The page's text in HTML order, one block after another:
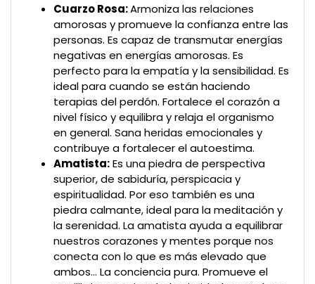
Cuarzo Rosa:Armoniza las relaciones
amorosas y promueve la confianza entre las
personas. Es capaz de transmutar energías
negativas en energías amorosas. Es
perfecto para la empatía y la sensibilidad. Es
ideal para cuando se están haciendo
terapias del perdón. Fortalece el corazón a
nivel físico y equilibra y relaja el organismo
en general. Sana heridas emocionales y
contribuye a fortalecer el autoestima.
Amatista:Es una piedra de perspectiva
superior, de sabiduría, perspicacia y
espiritualidad. Por eso también es una
piedra calmante, ideal para la meditación y
la serenidad. La amatista ayuda a equilibrar
nuestros corazones y mentes porque nos
conecta con lo que es más elevado que
ambos… La conciencia pura. Promueve el